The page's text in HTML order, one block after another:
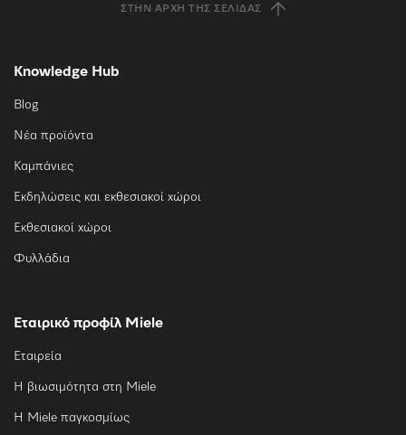
ΣΤΗΝ ΑΡΧΉ ΤΗΣ ΣΕΛΊΔΑΣ
Knowledge Hub
Blog
Νέα προϊόντα
Καμπάνιες
Εκδηλώσεις και εκθεσιακοί χώροι
Εκθεσιακοί χώροι
Φυλλάδια
Εταιρικό προφίλ Miele
Εταιρεία
Η βιωσιμότητα στη Miele
Η Miele παγκοσμίως